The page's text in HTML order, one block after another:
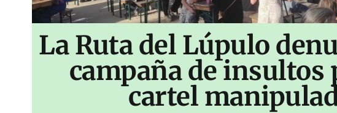
La Ruta del Lúpulo
campaña de insultos
cartel